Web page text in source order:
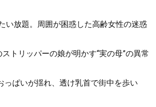
放題。周囲が困惑した高齢女性の迷惑
トリッパーの娘が明かす“実の母”の異常
ぱいが揺れ、透け乳首で街中を歩い